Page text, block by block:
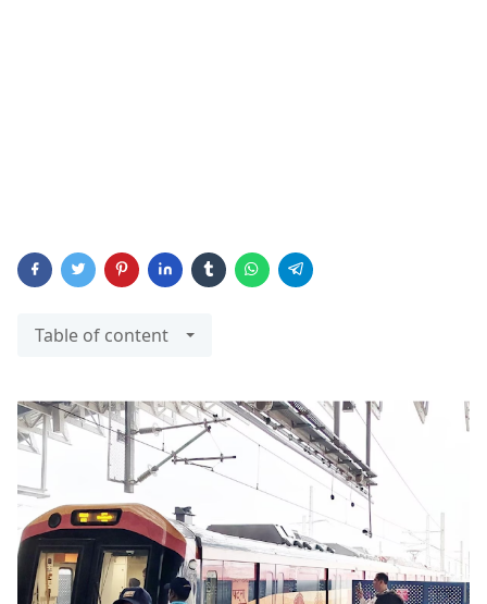
Table of content